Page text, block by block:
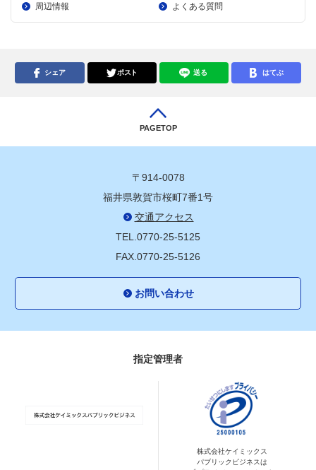
周辺情報
よくある質問
シェア ポスト 送る はてぶ
PAGETOP
〒914-0078
福井県敦賀市桜町7番1号
交通アクセス
TEL.0770-25-5125
FAX.0770-25-5126
お問い合わせ
指定管理者
株式会社ケイミックス
パブリックビジネスは